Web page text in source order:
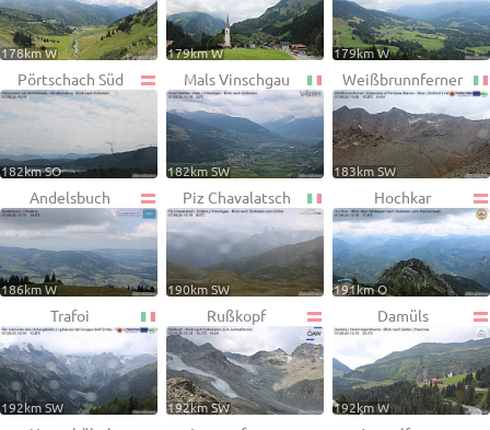
178km W 179km W 179km W
Pörtschach Süd
182km SO
Mals Vinschgau
182km SW
Weißbrunnferner
183km SW
Andelsbuch
186km W
Piz Chavalatsch
190km SW
Hochkar
191km O
Trafoi
192km SW
Rußkopf
192km SW
Damüls
192km W